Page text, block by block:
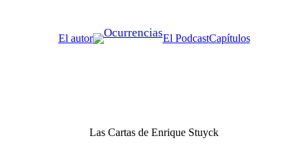
El autor El PodcastCapítulos
Las Cartas de Enrique Stuyck